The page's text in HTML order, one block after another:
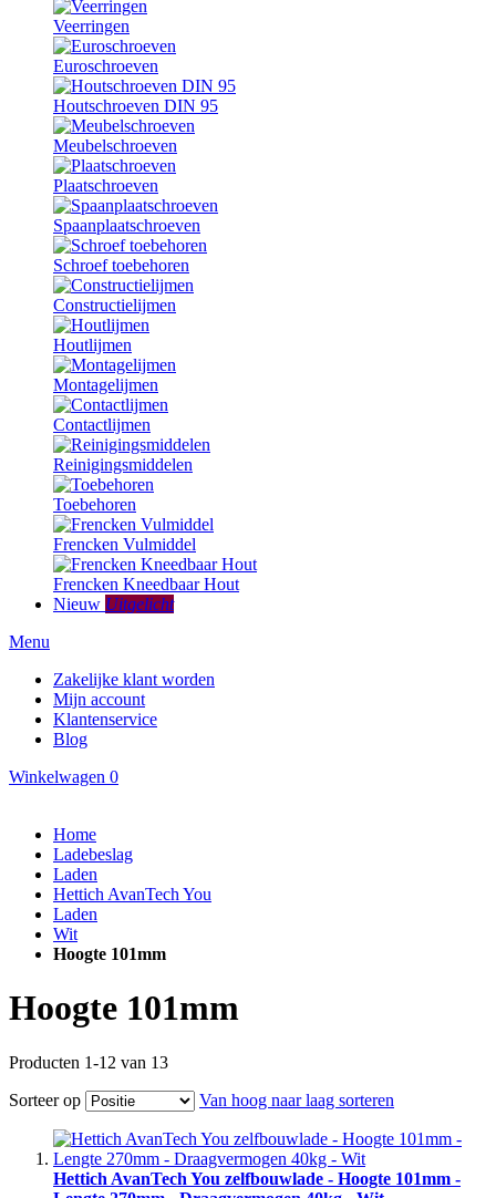
Veerringen
Euroschroeven
Houtschroeven DIN 95
Meubelschroeven
Plaatschroeven
Spaanplaatschroeven
Schroef toebehoren
Constructielijmen
Houtlijmen
Montagelijmen
Contactlijmen
Reinigingsmiddelen
Toebehoren
Frencken Vulmiddel
Frencken Kneedbaar Hout
Nieuw Uitgelicht
Menu
Zakelijke klant worden
Mijn account
Klantenservice
Blog
Winkelwagen 0
Home
Ladebeslag
Laden
Hettich AvanTech You
Laden
Wit
Hoogte 101mm
Hoogte 101mm
Producten 1-12 van 13
Sorteer op
Van hoog naar laag sorteren
Hettich AvanTech You zelfbouwlade - Hoogte 101mm -